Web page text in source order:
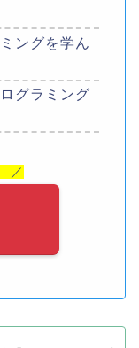
ングを学ん
グラミング
／